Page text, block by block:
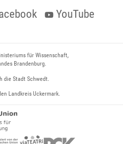
YouTube
für Wissenschaft,
Brandenburg.
die Stadt Schwedt.
Landkreis Uckermark.